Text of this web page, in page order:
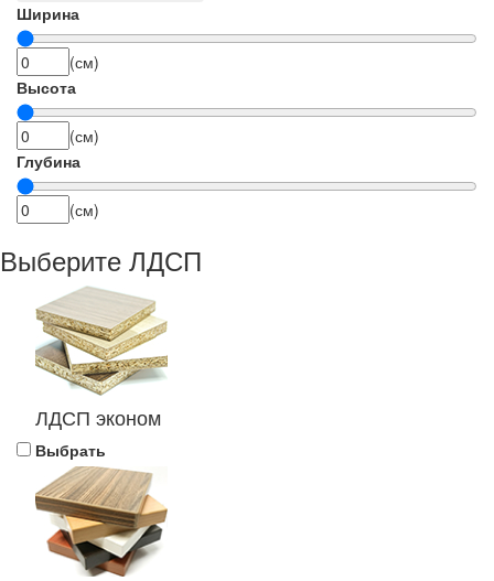
Ширина
(см)
Высота
(см)
Глубина
(см)
Выберите ЛДСП
ЛДСП эконом
Выбрать